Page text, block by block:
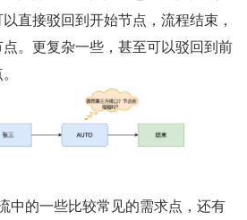
直接驳回到开始节点，流程结束，
。更复杂一些，甚至可以驳回到前